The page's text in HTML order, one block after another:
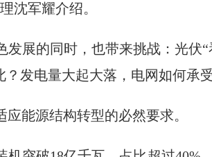
沈军耀介绍。
展的同时，也带来挑战：光伏
发电量大起大落，电网如何承
能源结构转型的必然要求。